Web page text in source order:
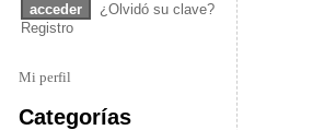
¿Olvidó su clave?
Registro
Mi perfil
Categorías